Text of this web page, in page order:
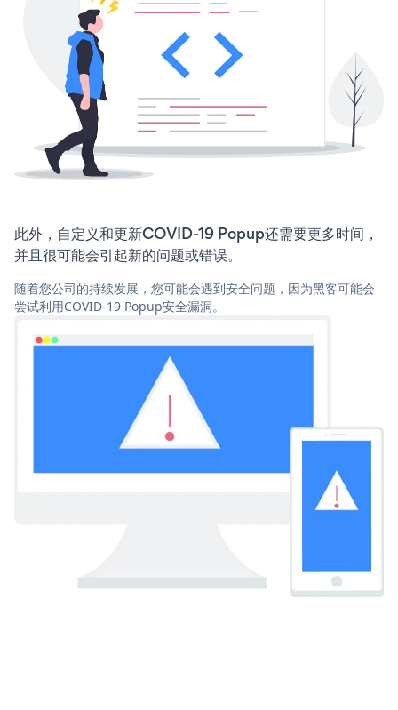
此外，自定义和更新COVID-19 Popup还需要更多时间，
并且很可能会引起新的问题或错误。
随着您公司的持续发展，您可能会遇到安全问题，因为黑客可能会
尝试利用COVID-19 Popup安全漏洞。